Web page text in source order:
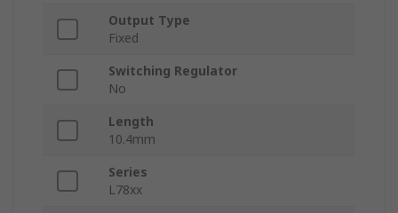
Output Type
Fixed
Switching Regulator
No
Length
10.4mm
Series
L78xx